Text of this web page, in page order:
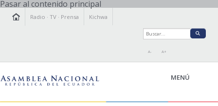
Pasar al contenido principal
Radio ·TV · Prensa Kichwa
A- A+
MENÚ